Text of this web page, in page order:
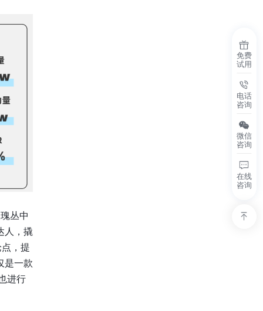
丛中
人，撬
，提
是一款
进行
免费
试用
电话
咨询
微信
咨询
在线
咨询